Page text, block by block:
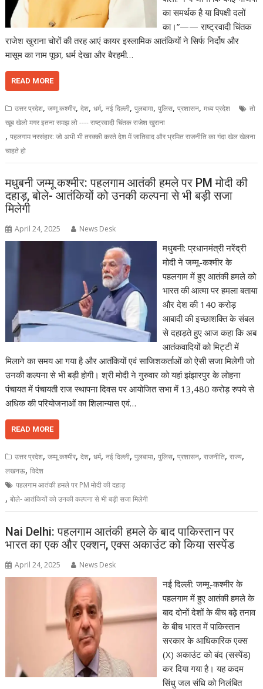
का समर्थक है या विपक्षी दलों
का।”—— राष्ट्रवादी चिंतक
राजेश खुराना चोरों की तरह आएं कायर इस्लामिक आतंकियों ने सिर्फ निर्दोष और
मासूम का नाम पूछा, धर्म देखा और बैरहमी…
READ MORE
उत्तर प्रदेश,जम्मू कश्मीर,देश,धर्म,नई दिल्ली,पुलबामा,पुलिस,प्रशासन,मध्य प्रदेश
तो
खूब खेलो मगर इतना समझ लो ---- राष्ट्रवादी चिंतक राजेश खुराना
,पहलगाम नरसंहार: जो अभी भी तरक्की करते देश में जातिवाद और भ्रमित राजनीति का गंदा खेल खेलना
चाहते हो
मधुबनी जम्मू कश्मीर: पहलगाम आतंकी हमले पर PM मोदी की
दहाड़, बोले- आतंकियों को उनकी कल्पना से भी बड़ी सजा
मिलेगी
April 24, 2025 News Desk
मधुबनी: प्रधानमंत्री नरेंद्री
मोदी ने जम्मू-कश्मीर के
पहलगाम में हुए आतंकी हमले को
भारत की आत्मा पर हमला बताया
और देश की 140 करोड़
आबादी की इच्छाशक्ति के संबल
से दहाड़ते हुए आज कहा कि अब
आतंकवादियों को मिट्टी में
मिलाने का समय आ गया है और आतंकियों एवं साजिशकर्ताओं को ऐसी सजा मिलेगी जो
उनकी कल्पना से भी बड़ी होगी। श्री मोदी ने गुरुवार को यहां झंझारपुर के लोहना
पंचायत में पंचायती राज स्थापना दिवस पर आयोजित सभा में 13,480 करोड़ रुपये से
अधिक की परियोजनाओं का शिलान्यास एवं…
READ MORE
उत्तर प्रदेश,जम्मू कश्मीर,देश,धर्म,नई दिल्ली,पुलबामा,पुलिस,प्रशासन,राजनीति,राज्य,
लखनऊ,विदेश
पहलगाम आतंकी हमले पर PM मोदी की दहाड़
,बोले- आतंकियों को उनकी कल्पना से भी बड़ी सजा मिलेगी
Nai Delhi: पहलगाम आतंकी हमले के बाद पाकिस्तान पर
भारत का एक और एक्शन, एक्स अकाउंट को किया सस्पेंड
April 24, 2025 News Desk
नई दिल्ली: जम्मू-कश्मीर के
पहलगाम में हुए आतंकी हमले के
बाद दोनों देशों के बीच बढ़े तनाव
के बीच भारत में पाकिस्तान
सरकार के आधिकारिक एक्स
(X) अकाउंट को बंद (सस्पेंड)
कर दिया गया है। यह कदम
सिंधु जल संधि को निलंबित